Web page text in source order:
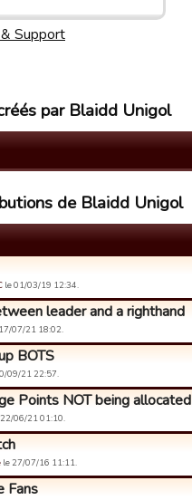
Support
par Blaidd Unigol
de Blaidd Unigol
le 01/03/19 12:34.
leader and a righthand
07/21 18:02.
BOTS
09/21 22:57.
Points NOT being allocated
06/21 01:10.
le 27/07/16 11:11.
Fans